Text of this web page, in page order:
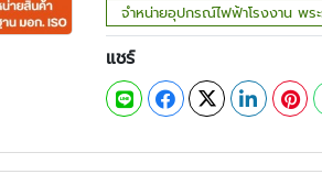
จำหน่ายอุปกรณ์ไฟฟ้าโรงงาน พร
แชร์